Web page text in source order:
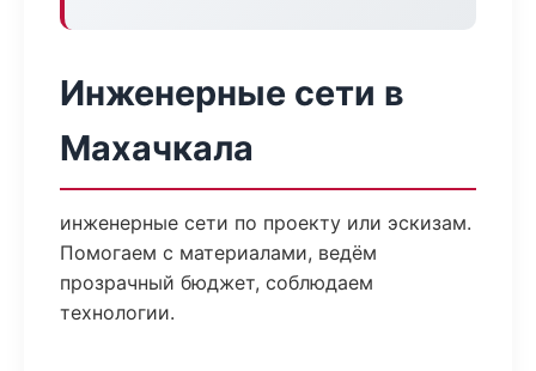
Инженерные сети в
Махачкала
инженерные сети по проекту или эскизам.
Помогаем с материалами, ведём
прозрачный бюджет, соблюдаем
технологии.